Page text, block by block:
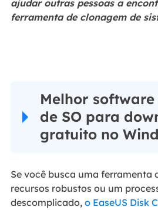
ajudar outras pessoas a
ferramenta de clonagem de
Melhor
de SO para
gratuito no
Se você busca uma ferramenta
recursos robustos ou um
descomplicado, o EaseUS Disk